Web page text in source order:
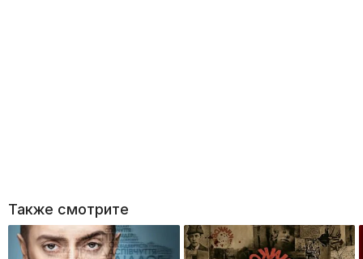
Также смотрите